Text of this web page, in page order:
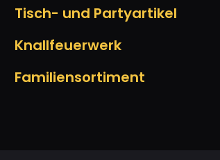
Tisch- und Partyartikel
Knallfeuerwerk
Familiensortiment